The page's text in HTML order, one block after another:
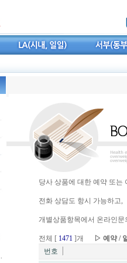
당사 상품에 대한 예약 또는
전화 상담도 항시 가능하고,
개별상품항목에서 온라인문
전체 [ 1471 ]개
▷ 예약 /
번호